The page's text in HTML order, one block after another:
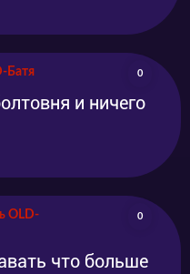
Батя 0
и ничего
OLD-
0
что больше